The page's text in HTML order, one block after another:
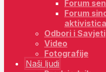
Forum
Forum
aktivistica
Odbori i Savjeti
Video
Fotografije
Naši ljudi